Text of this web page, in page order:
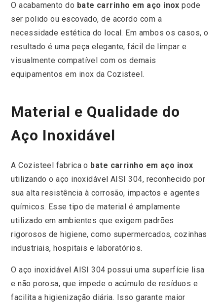
O acabamento do bate carrinho em aço inox pode
ser polido ou escovado, de acordo com a
necessidade estética do local. Em ambos os casos, o
resultado é uma peça elegante, fácil de limpar e
visualmente compatível com os demais
equipamentos em inox da Cozisteel.
Material e Qualidade do
Aço Inoxidável
A Cozisteel fabrica o bate carrinho em aço inox
utilizando o aço inoxidável AISI 304, reconhecido por
sua alta resistência à corrosão, impactos e agentes
químicos. Esse tipo de material é amplamente
utilizado em ambientes que exigem padrões
rigorosos de higiene, como supermercados, cozinhas
industriais, hospitais e laboratórios.
O aço inoxidável AISI 304 possui uma superfície lisa
e não porosa, que impede o acúmulo de resíduos e
facilita a higienização diária. Isso garante maior